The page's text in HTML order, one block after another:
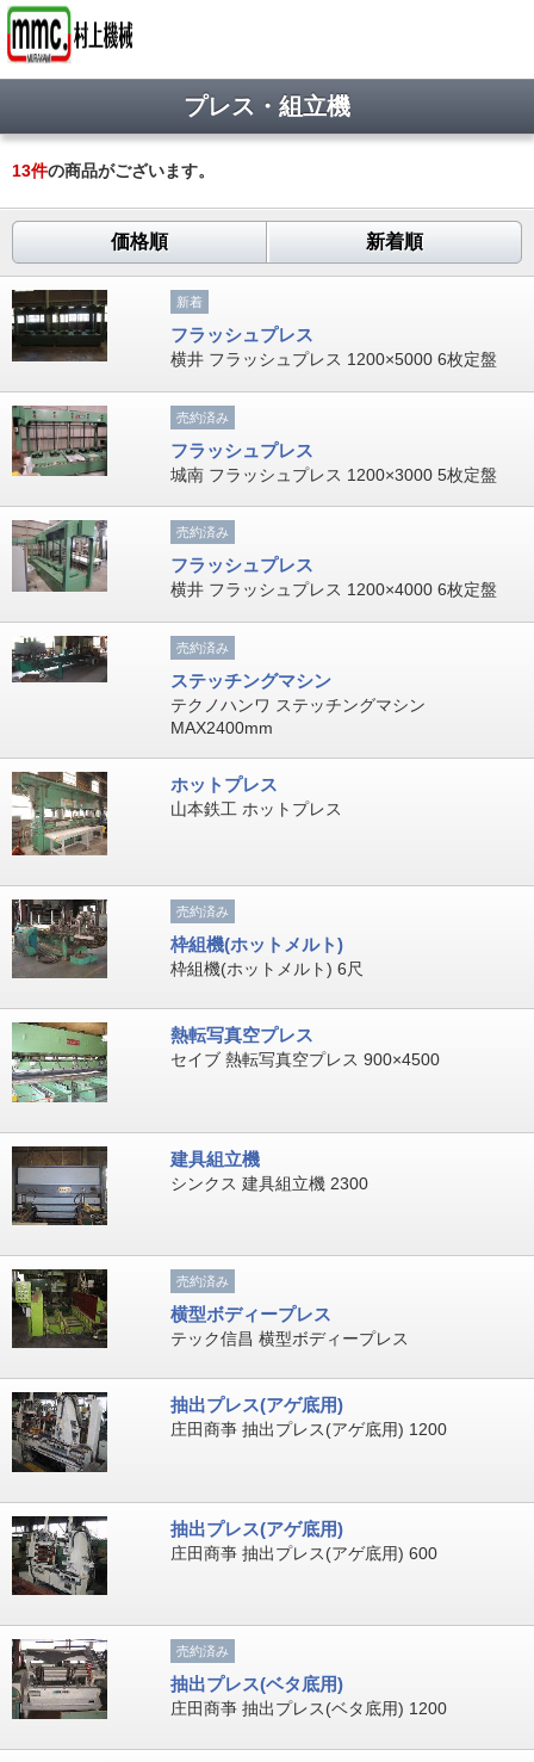
プレス・組立機
13件の商品がございます。
価格順 新着順
新着
フラッシュプレス
横井 フラッシュプレス 1200×5000 6枚定盤
売約済み
フラッシュプレス
城南 フラッシュプレス 1200×3000 5枚定盤
売約済み
フラッシュプレス
横井 フラッシュプレス 1200×4000 6枚定盤
売約済み
ステッチングマシン
テクノハンワ ステッチングマシン
MAX2400mm
ホットプレス
山本鉄工 ホットプレス
売約済み
枠組機(ホットメルト)
枠組機(ホットメルト) 6尺
熱転写真空プレス
セイブ 熱転写真空プレス 900×4500
建具組立機
シンクス 建具組立機 2300
売約済み
横型ボディープレス
テック信昌 横型ボディープレス
抽出プレス(アゲ底用)
庄田商亊 抽出プレス(アゲ底用) 1200
抽出プレス(アゲ底用)
庄田商亊 抽出プレス(アゲ底用) 600
売約済み
抽出プレス(ベタ底用)
庄田商亊 抽出プレス(ベタ底用) 1200